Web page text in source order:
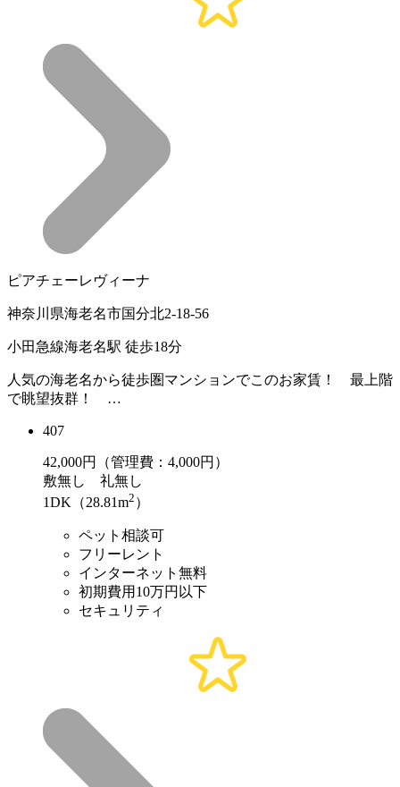
ピアチェーレヴィーナ
神奈川県海老名市国分北2-18-56
小田急線海老名駅 徒歩18分
人気の海老名から徒歩圏マンションでこのお家賃！ 最上階
で眺望抜群！ …
407
42,000円（管理費：4,000円）
敷無し 礼無し
1DK（28.81m2 ）
ペット相談可
フリーレント
インターネット無料
初期費用10万円以下
セキュリティ